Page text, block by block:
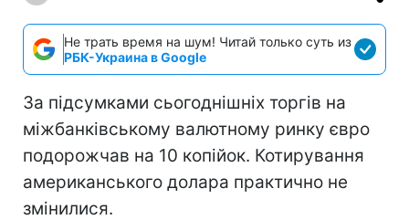
Не трать время на шум! Читай только суть из
РБК-Украина в Google
За підсумками сьогоднішніх торгів на
міжбанківському валютному ринку євро
подорожчав на 10 копійок. Котирування
американського долара практично не
змінилися.